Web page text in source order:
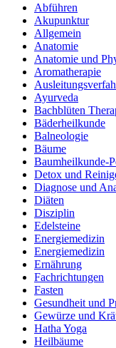
Abführen
Akupunktur
Allgemein
Anatomie
Anatomie und
Aromatherapie
Ayurveda
Bachblüten
Bäderheilkunde
Balneologie
Bäume
Baumheilkunde-
Detox und
Diagnose und
Diäten
Disziplin
Edelsteine
Energiemedizin
Energiemedizin
Ernährung
Fachrichtungen
Fasten
Gesundheit und
Gewürze und
Hatha Yoga
Heilbäume